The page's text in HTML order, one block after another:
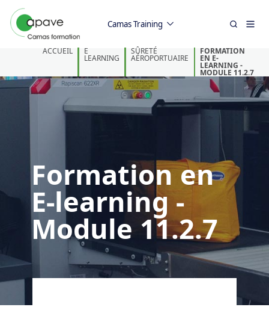
Camas Training
ACCUEIL E
LEARNING
SÛRETÉ
AÉROPORTUAIRE
FORMATION
EN E-
LEARNING -
MODULE 11.2.7
Formation en
E-learning -
Module 11.2.7